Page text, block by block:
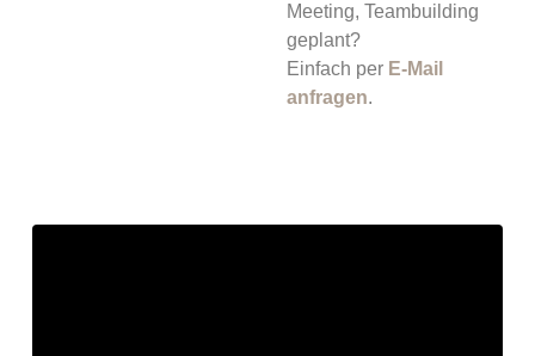
Meeting, Teambuilding
geplant?
Einfach per E-Mail
anfragen.